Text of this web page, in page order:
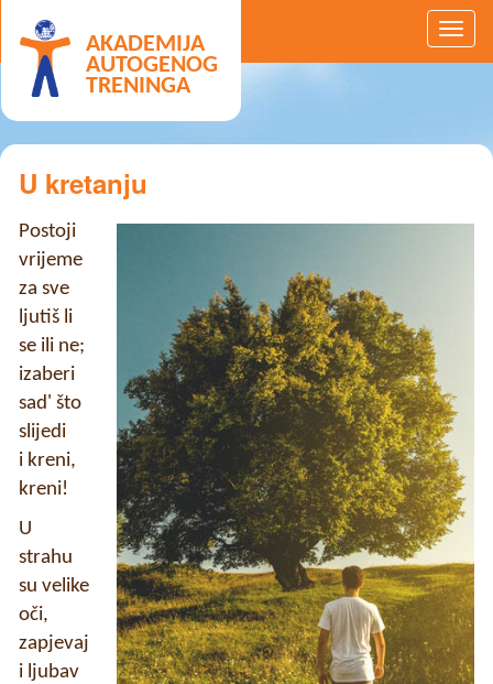
AKADEMIJA
AUTOGENOG
TRENINGA
U kretanju
Postoji
vrijeme
za sve
ljutiš li
se ili ne;
izaberi
sad' što
slijedi
i kreni,
kreni!
U
strahu
su velike
oči,
zapjevaj
i ljubav